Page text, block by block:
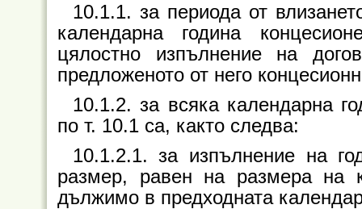
10.1.1. за периода от
календарна година
цялостно изпълнение на
предложеното от него
10.1.2. за всяка календарна
по т. 10.1 са, както следва:
10.1.2.1. за изпълнение на
размер, равен на размера на
дължимо в предходната